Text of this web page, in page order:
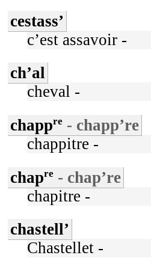
cestass’
c’est assavoir -
ch’al
cheval -
chappre - chapp’re
chappitre -
chapre - chap’re
chapitre -
chastell’
Chastellet -